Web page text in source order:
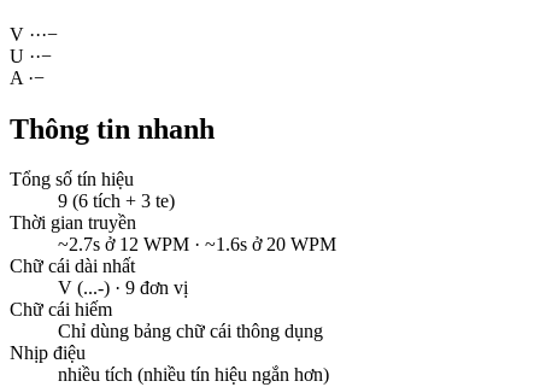
V ···−
U ··−
A ·−
Thông tin nhanh
Tổng số tín hiệu
9 (6 tích + 3 te)
Thời gian truyền
~2.7s ở 12 WPM · ~1.6s ở 20 WPM
Chữ cái dài nhất
V (...-) · 9 đơn vị
Chữ cái hiếm
Chỉ dùng bảng chữ cái thông dụng
Nhịp điệu
nhiều tích (nhiều tín hiệu ngắn hơn)